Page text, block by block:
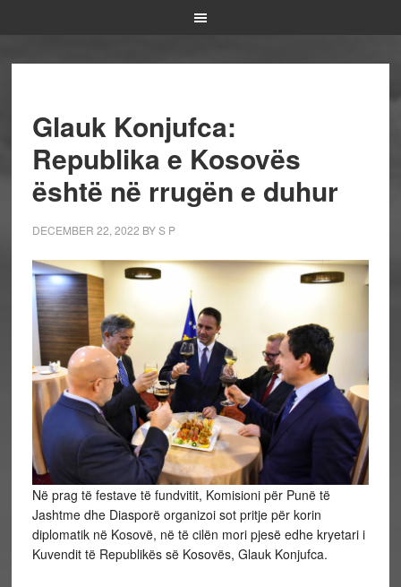
Glauk Konjufca:
Republika e Kosovës
është në rrugën e duhur
DECEMBER 22, 2022 BYS P
Në prag të festave të fundvitit, Komisioni për Punë të
Jashtme dhe Diasporë organizoi sot pritje për korin
diplomatik në Kosovë, në të cilën mori pjesë edhe kryetari i
Kuvendit të Republikës së Kosovës, Glauk Konjufca.